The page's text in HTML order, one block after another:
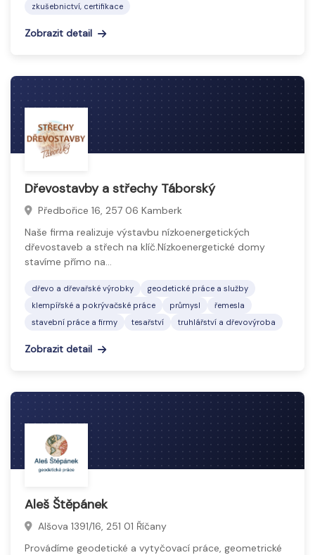
zkušebnictví, certifikace
Zobrazit detail
Dřevostavby a střechy Táborský
Předbořice 16, 257 06 Kamberk
Naše firma realizuje výstavbu nízkoenergetických
dřevostaveb a střech na klíč.Nízkoenergetické domy
stavíme přímo na…
dřevo a dřevařské výrobky
geodetické práce a služby
klempířské a pokrývačské práce
průmysl
řemesla
stavební práce a firmy
tesařství truhlářství a dřevovýroba
Zobrazit detail
Aleš Štěpánek
Alšova 1391/16, 251 01 Říčany
Provádíme geodetické a vytyčovací práce, geometrické